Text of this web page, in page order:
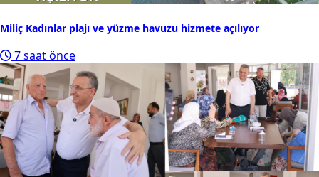
Miliç Kadınlar plajı ve yüzme havuzu hizmete açılıyor
7 saat önce